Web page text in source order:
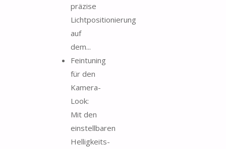
präzise
Lichtpositionierung
auf
dem...
Feintuning
für den
Kamera-
Look:
Mit den
einstellbaren
Helligkeits-